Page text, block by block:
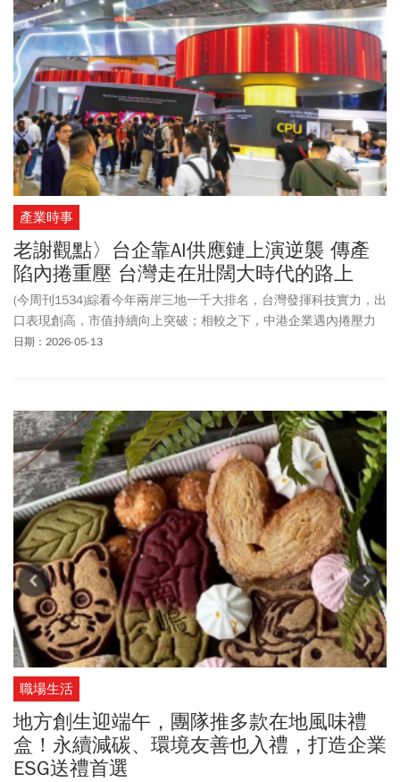
產業時事
老謝觀點〉台企靠AI供應鏈上演逆襲 傳產
陷內捲重壓 台灣走在壯闊大時代的路上
(今周刊1534)綜看今年兩岸三地一千大排名，台灣發揮科技實力，出
口表現創高，市值持續向上突破；相較之下，中港企業遇內捲壓力
與轉型遲滯，成長動能放緩，導致區域競爭版圖重組。
日期：2026-05-13
職場生活
地方創生迎端午，團隊推多款在地風味禮
盒！永續減碳、環境友善也入禮，打造企業
ESG送禮首選